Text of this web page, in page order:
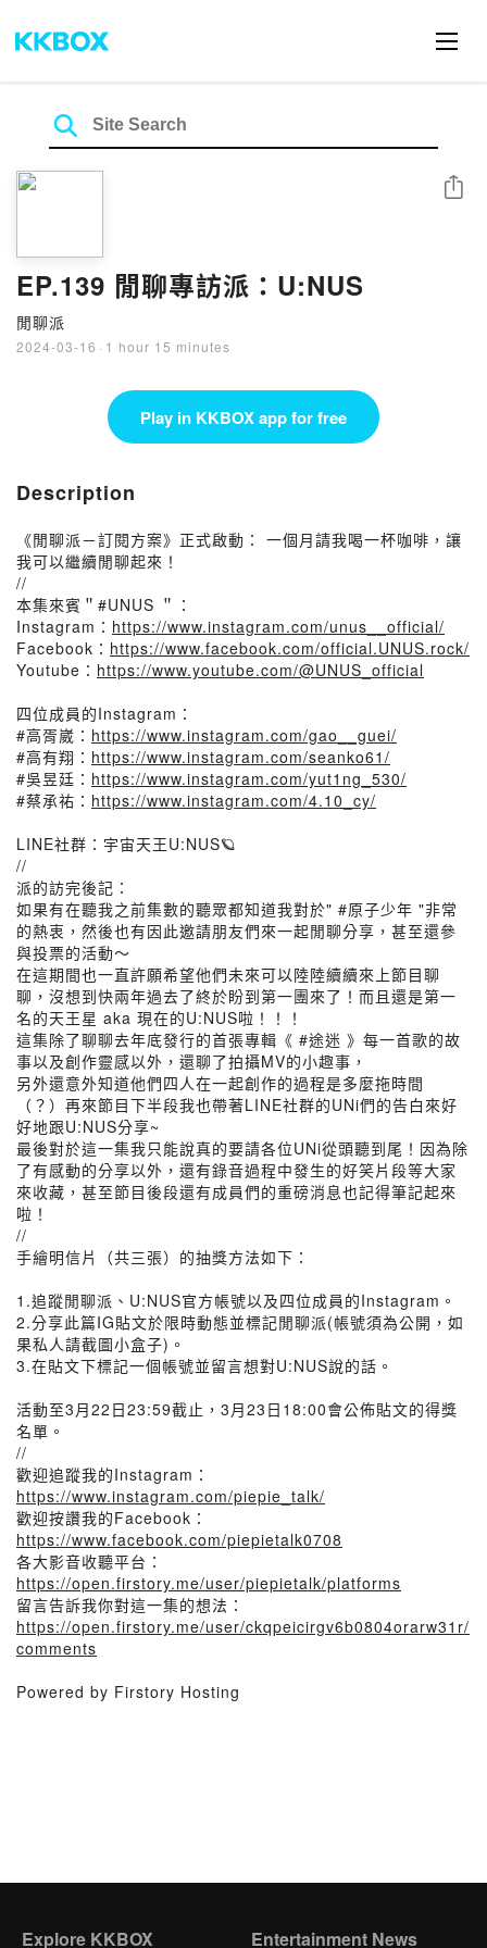
EP.139 閒聊專訪派：U:NUS
閒聊派
2024-03-16 · 1 hour 15 minutes
Share
Play in KKBOX app for free
Description
《閒聊派－訂閱方案》正式啟動： 一個月請我喝一杯咖啡，讓
我可以繼續閒聊起來！
//
本集來賓＂#UNUS ＂：
Instagram： https://www.instagram.com/unus__official/
Facebook： https://www.facebook.com/official.UNUS.rock/
Youtube： https://www.youtube.com/@UNUS_official
四位成員的Instagram：
#高胥崴： https://www.instagram.com/gao__guei/
#高有翔： https://www.instagram.com/seanko61/
#吳昱廷： https://www.instagram.com/yut1ng_530/
#蔡承祐： https://www.instagram.com/4.10_cy/
LINE社群：宇宙天王U:NUS🪐
//
派的訪完後記：
如果有在聽我之前集數的聽眾都知道我對於" #原子少年 "非常
的熱衷，然後也有因此邀請朋友們來一起閒聊分享，甚至還參
與投票的活動～
在這期間也一直許願希望他們未來可以陸陸續續來上節目聊
聊，沒想到快兩年過去了終於盼到第一團來了！而且還是第一
名的天王星 aka 現在的U:NUS啦！！！
這集除了聊聊去年底發行的首張專輯《 #途迷 》每一首歌的故
事以及創作靈感以外，還聊了拍攝MV的小趣事，
另外還意外知道他們四人在一起創作的過程是多麼拖時間
（？）再來節目下半段我也帶著LINE社群的UNi們的告白來好
好地跟U:NUS分享~
最後對於這一集我只能說真的要請各位UNi從頭聽到尾！因為除
了有感動的分享以外，還有錄音過程中發生的好笑片段等大家
來收藏，甚至節目後段還有成員們的重磅消息也記得筆記起來
啦！
//
手繪明信片（共三張）的抽獎方法如下：
1.追蹤閒聊派、U:NUS官方帳號以及四位成員的Instagram。
2.分享此篇IG貼文於限時動態並標記閒聊派(帳號須為公開，如
果私人請截圖小盒子)。
3.在貼文下標記一個帳號並留言想對U:NUS說的話。
活動至3月22日23:59截止，3月23日18:00會公佈貼文的得獎
名單。
//
歡迎追蹤我的Instagram：
https://www.instagram.com/piepie_talk/
歡迎按讚我的Facebook：
https://www.facebook.com/piepietalk0708
各大影音收聽平台：
https://open.firstory.me/user/piepietalk/platforms
留言告訴我你對這一集的想法：
https://open.firstory.me/user/ckqpeicirgv6b0804orarw31r/
comments
Powered by Firstory Hosting
Explore KKBOX Entertainment News